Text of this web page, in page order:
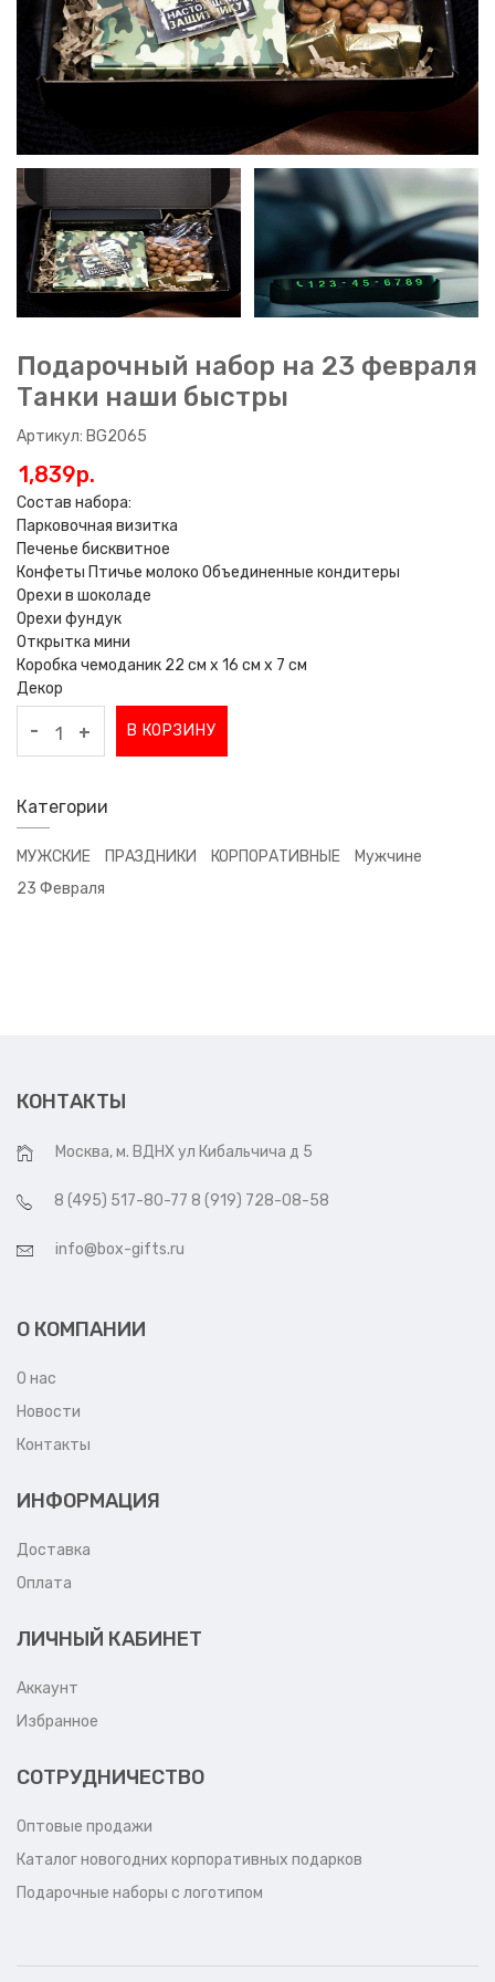
Подарочный набор на 23 февраля
Танки наши быстры
Артикул: BG2065
1,839p.
Состав набора:
Парковочная визитка
Печенье бисквитное
Конфеты Птичье молоко Объединенные кондитеры
Орехи в шоколаде
Орехи фундук
Открытка мини
Коробка чемоданик 22 см х 16 см х 7 см
Декор
- + В КОРЗИНУ
Категории
МУЖСКИЕ ПРАЗДНИКИ КОРПОРАТИВНЫЕ
Мужчине
23 Февраля
КОНТАКТЫ
Москва, м. ВДНХ ул Кибальчича д 5
8 (495) 517-80-77 8 (919) 728-08-58
info@box-gifts.ru
О КОМПАНИИ
О нас
Новости
Контакты
ИНФОРМАЦИЯ
Доставка
Оплата
ЛИЧНЫЙ КАБИНЕТ
Аккаунт
Избранное
СОТРУДНИЧЕСТВО
Оптовые продажи
Каталог новогодних корпоративных подарков
Подарочные наборы с логотипом